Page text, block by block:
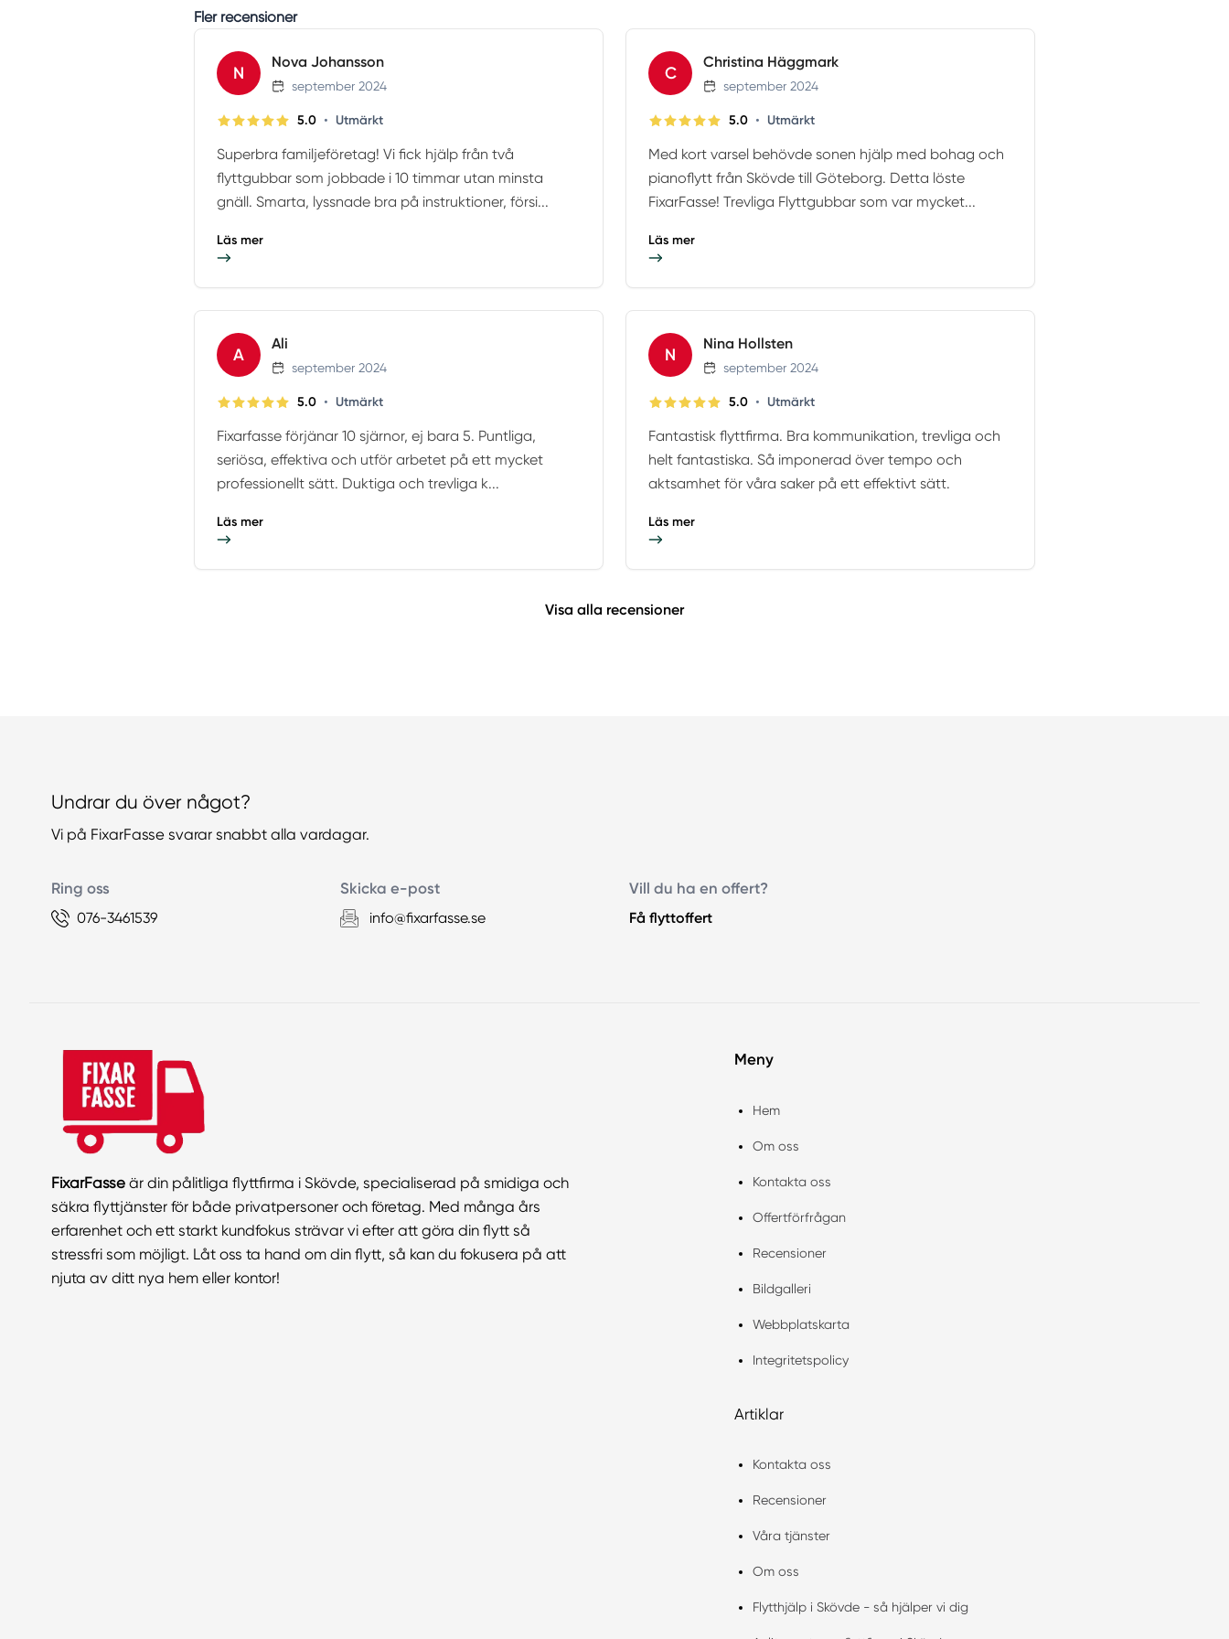
Fler recensioner
N
Nova Johansson
september 2024
5.0 • Utmärkt
Superbra familjeföretag! Vi fick hjälp från två
flyttgubbar som jobbade i 10 timmar utan minsta
gnäll. Smarta, lyssnade bra på instruktioner, försi...
Läs mer
C
Christina Häggmark
september 2024
5.0 • Utmärkt
Med kort varsel behövde sonen hjälp med bohag och
pianoflytt från Skövde till Göteborg. Detta löste
FixarFasse! Trevliga Flyttgubbar som var mycket...
Läs mer
A
Ali
september 2024
5.0 • Utmärkt
Fixarfasse förjänar 10 sjärnor, ej bara 5. Puntliga,
seriösa, effektiva och utför arbetet på ett mycket
professionellt sätt. Duktiga och trevliga k...
Läs mer
N
Nina Hollsten
september 2024
5.0 • Utmärkt
Fantastisk flyttfirma. Bra kommunikation, trevliga och
helt fantastiska. Så imponerad över tempo och
aktsamhet för våra saker på ett effektivt sätt.
Läs mer
Visa alla recensioner
Undrar du över något?
Vi på FixarFasse svarar snabbt alla vardagar.
Ring oss
076-3461539
Skicka e-post
info@fixarfasse.se
Vill du ha en offert?
Få flyttoffert
FixarFasse är din pålitliga flyttfirma i Skövde, specialiserad på smidiga och
säkra flyttjänster för både privatpersoner och företag. Med många års
erfarenhet och ett starkt kundfokus strävar vi efter att göra din flytt så
stressfri som möjligt. Låt oss ta hand om din flytt, så kan du fokusera på att
njuta av ditt nya hem eller kontor!
Meny
Hem
Om oss
Kontakta oss
Offertförfrågan
Recensioner
Bildgalleri
Webbplatskarta
Integritetspolicy
Artiklar
Kontakta oss
Recensioner
Våra tjänster
Om oss
Flytthjälp i Skövde - så hjälper vi dig